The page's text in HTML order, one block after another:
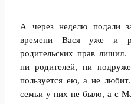
А через неделю подали
времени Вася уже и
родительских прав
ни родителей, ни
пользуется ею, а не
семьи у них не было, а с